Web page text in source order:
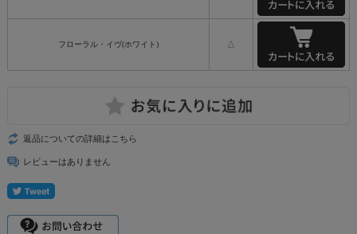
フローラル・イヴ(ホワイト) △
返品についての詳細はこちら
レビューはありません